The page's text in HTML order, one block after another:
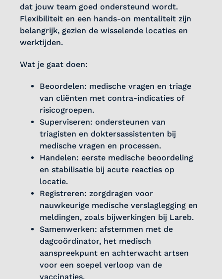
dat jouw team goed ondersteund wordt.
Flexibiliteit en een hands-on mentaliteit zijn
belangrijk, gezien de wisselende locaties en
werktijden.
Wat je gaat doen:
Beoordelen: medische vragen en triage
van cliënten met contra-indicaties of
risicogroepen.
Superviseren: ondersteunen van
triagisten en doktersassistenten bij
medische vragen en processen.
Handelen: eerste medische beoordeling
en stabilisatie bij acute reacties op
locatie.
Registreren: zorgdragen voor
nauwkeurige medische verslaglegging en
meldingen, zoals bijwerkingen bij Lareb.
Samenwerken: afstemmen met de
dagcoördinator, het medisch
aanspreekpunt en achterwacht artsen
voor een soepel verloop van de
vaccinaties.